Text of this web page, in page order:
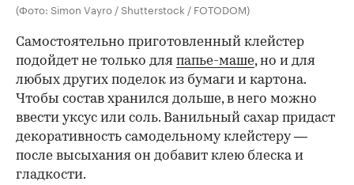
(Фото: Simon Vayro / Shutterstock / FOTODOM)
Самостоятельно приготовленный клейстер
подойдет не только для папье-маше, но и для
любых других поделок из бумаги и картона.
Чтобы состав хранился дольше, в него можно
ввести уксус или соль. Ванильный сахар придаст
декоративность самодельному клейстеру —
после высыхания он добавит клею блеска и
гладкости.